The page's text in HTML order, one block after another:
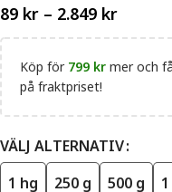
89 kr – 2.849 kr
Köp för 799 kr mer och
på fraktpriset!
VÄLJ ALTERNATIV
1 hg
250 g 500 g